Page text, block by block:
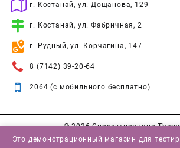
г. Костанай, ул. Дощанова, 129
г. Костанай, ул. Фабричная, 2
г. Рудный, ул. Корчагина, 147
8 (7142) 39-20-64
2064 (с мобильного бесплатно)
© 2026Спроектировано
Это демонстрационный магазин для